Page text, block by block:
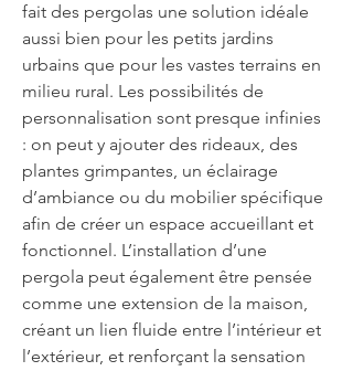
fait des pergolas une solution idéale
aussi bien pour les petits jardins
urbains que pour les vastes terrains en
milieu rural. Les possibilités de
personnalisation sont presque infinies
: on peut y ajouter des rideaux, des
plantes grimpantes, un éclairage
d’ambiance ou du mobilier spécifique
afin de créer un espace accueillant et
fonctionnel. L’installation d’une
pergola peut également être pensée
comme une extension de la maison,
créant un lien fluide entre l’intérieur et
l’extérieur, et renforçant la sensation